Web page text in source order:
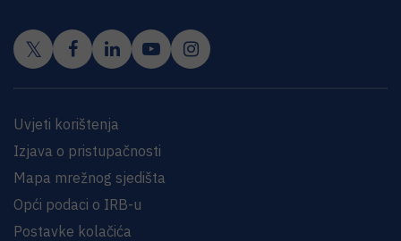
Uvjeti korištenja
Izjava o pristupačnosti
Mapa mrežnog sjedišta
Opći podaci o IRB-u
Postavke kolačića